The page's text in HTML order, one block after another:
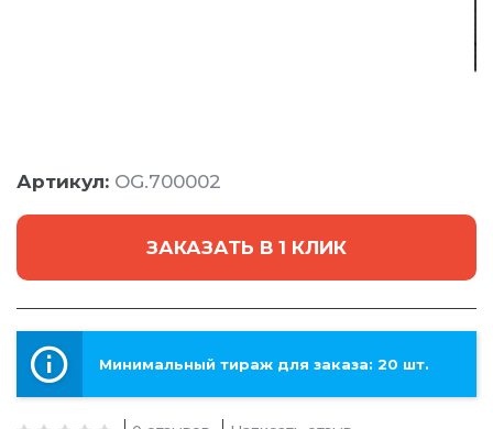
Артикул: OG.700002
ЗАКАЗАТЬ В 1 КЛИК
Минимальный тираж для заказа: 20 шт.